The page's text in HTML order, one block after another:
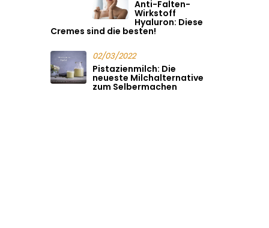
Anti-Falten-
Wirkstoff
Hyaluron: Diese
Cremes sind die besten!
02/03/2022
Pistazienmilch: Die
neueste Milchalternative
zum Selbermachen